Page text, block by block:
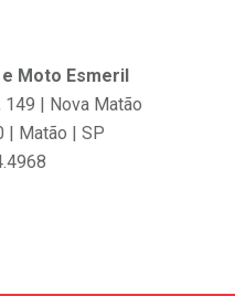
Moto Esmeril
149 | Nova Matão
| Matão | SP